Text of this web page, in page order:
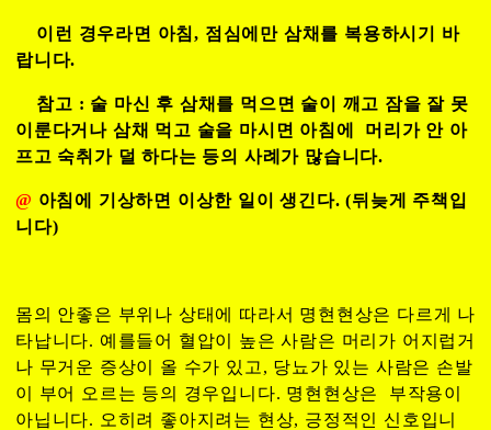
이런 경우라면 아침, 점심에만 삼채를 복용하시기 바
랍니다.
참고 : 술 마신 후 삼채를 먹으면 술이 깨고 잠을 잘 못
이룬다거나 삼채 먹고 술을 마시면 아침에 머리가 안 아
프고 숙취가 덜 하다는 등의 사례가 많습니다.
@ 아침에 기상하면 이상한 일이 생긴다. (뒤늦게 주책입
니다)
몸의 안좋은 부위나 상태에 따라서 명현현상은 다르게 나
타납니다. 예를들어 혈압이 높은 사람은 머리가 어지럽거
나 무거운 증상이 올 수가 있고, 당뇨가 있는 사람은 손발
이 부어 오르는 등의 경우입니다. 명현현상은 부작용이
아닙니다. 오히려 좋아지려는 현상, 긍정적인 신호입니